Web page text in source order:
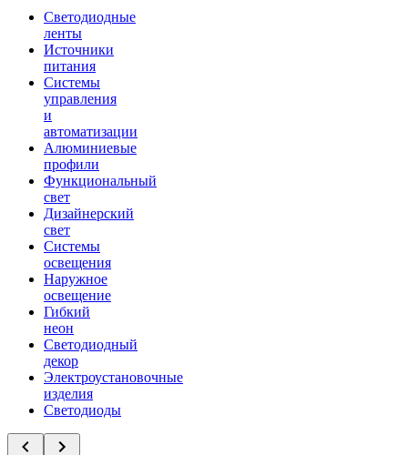
Светодиодные
ленты
Источники
питания
Системы
управления
и
автоматизации
Алюминиевые
профили
Функциональный
свет
Дизайнерский
свет
Системы
освещения
Наружное
освещение
Гибкий
неон
Светодиодный
декор
Электроустановочные
изделия
Светодиоды